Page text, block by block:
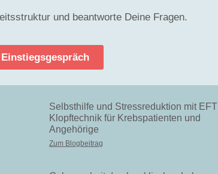
und beantworte Deine Fragen.
Selbsthilfe und Stressreduktion mit EFT
Klopftechnik für Krebspatienten und
Angehörige
Zum Blogbeitrag